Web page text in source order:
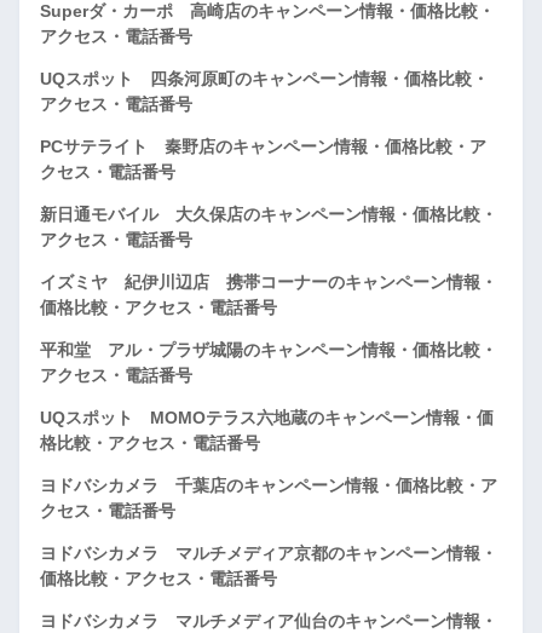
Superダ・カーポ 高崎店のキャンペーン情報・価格比較・
アクセス・電話番号
UQスポット 四条河原町のキャンペーン情報・価格比較・
アクセス・電話番号
PCサテライト 秦野店のキャンペーン情報・価格比較・ア
クセス・電話番号
新日通モバイル 大久保店のキャンペーン情報・価格比較・
アクセス・電話番号
イズミヤ 紀伊川辺店 携帯コーナーのキャンペーン情報・
価格比較・アクセス・電話番号
平和堂 アル・プラザ城陽のキャンペーン情報・価格比較・
アクセス・電話番号
UQスポット MOMOテラス六地蔵のキャンペーン情報・価
格比較・アクセス・電話番号
ヨドバシカメラ 千葉店のキャンペーン情報・価格比較・ア
クセス・電話番号
ヨドバシカメラ マルチメディア京都のキャンペーン情報・
価格比較・アクセス・電話番号
ヨドバシカメラ マルチメディア仙台のキャンペーン情報・